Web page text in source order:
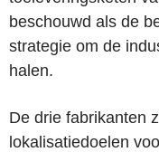
beschouwd als de
strategie om de
halen.
De drie fabrikanten
lokalisatiedoelen